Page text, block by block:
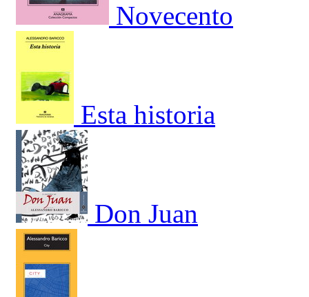
Novecento
Esta historia
Don Juan